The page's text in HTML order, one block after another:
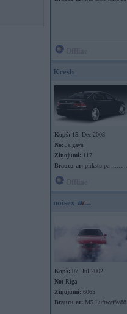
Kresh
Kopš: 15. Dec 2008
No: Jelgava
Ziņojumi: 117
Braucu ar: pirkstu pa .........
noisex
Kopš: 07. Jul 2002
No: Rīga
Ziņojumi: 6065
Braucu ar: M5 Luftwaffe/88